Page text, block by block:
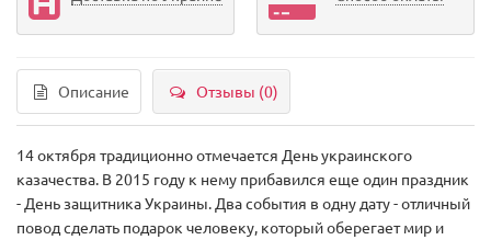
Описание Отзывы (0)
14 октября традиционно отмечается День украинского
казачества. В 2015 году к нему прибавился еще один праздник
- День защитника Украины. Два события в одну дату - отличный
повод сделать подарок человеку, который оберегает мир и